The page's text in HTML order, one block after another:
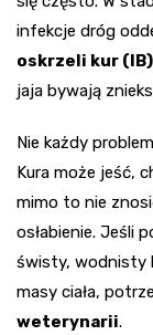
infekcje dróg
oskrzeli kur (IB)
jaja bywają
Nie każdy
Kura może jeść,
mimo to nie
osłabienie. Jeśli
świsty, wodnisty
masy ciała,
weterynarii.